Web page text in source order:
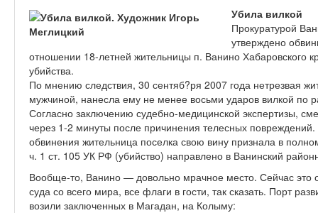
Убила вилкой
Прокуратурой
утверждено
отношении 18-летней жительницы п. Ванино Хабаровского
убийства.
По мнению следствия, 30 сентяб?ря 2007 года нетрезвая
мужчиной, нанесла ему не менее восьми ударов вилкой по
Согласно заключению судебно-медицинской экспертизы,
через 1-2 минуты после причинения телесных
обвинения жительница поселка свою вину признала в
ч. 1 ст. 105 УК РФ (убийство) направлено в Ванинский
Вообще-то, Ванино — довольно мрачное место. Сейчас это
суда со всего мира, все флаги в гости, так сказать. Порт
возили заключенных в Магадан, на Колыму: